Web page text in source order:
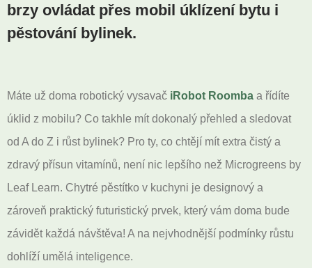
brzy ovládat přes mobil úklízení bytu i
pěstování bylinek.
Máte už doma robotický vysavač iRobot Roomba a řídíte
úklid z mobilu? Co takhle mít dokonalý přehled a sledovat
od A do Z i růst bylinek? Pro ty, co chtějí mít extra čistý a
zdravý přísun vitamínů, není nic lepšího než Microgreens by
Leaf Learn. Chytré pěstítko v kuchyni je designový a
zároveň praktický futuristický prvek, který vám doma bude
závidět každá návštěva! A na nejvhodnější podmínky růstu
dohlíží umělá inteligence.